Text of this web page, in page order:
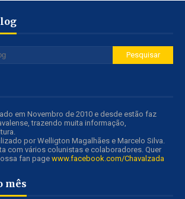
em Novembro de 2010 e desde estão faz
trazendo muita informação,
por Welligton Magalhães e Marcelo Silva.
com vários colunistas e colaboradores. Quer
fan page www.facebook.com/Chavalzada
mês